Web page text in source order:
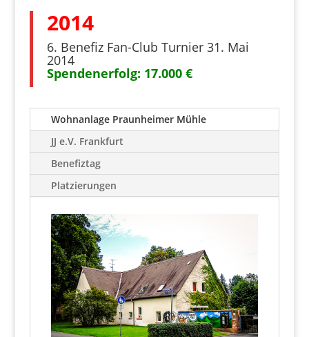
2014
6. Benefiz Fan-Club Turnier 31. Mai
2014
Spendenerfolg: 17.000 €
Wohnanlage Praunheimer Mühle
JJ e.V. Frankfurt
Benefiztag
Platzierungen